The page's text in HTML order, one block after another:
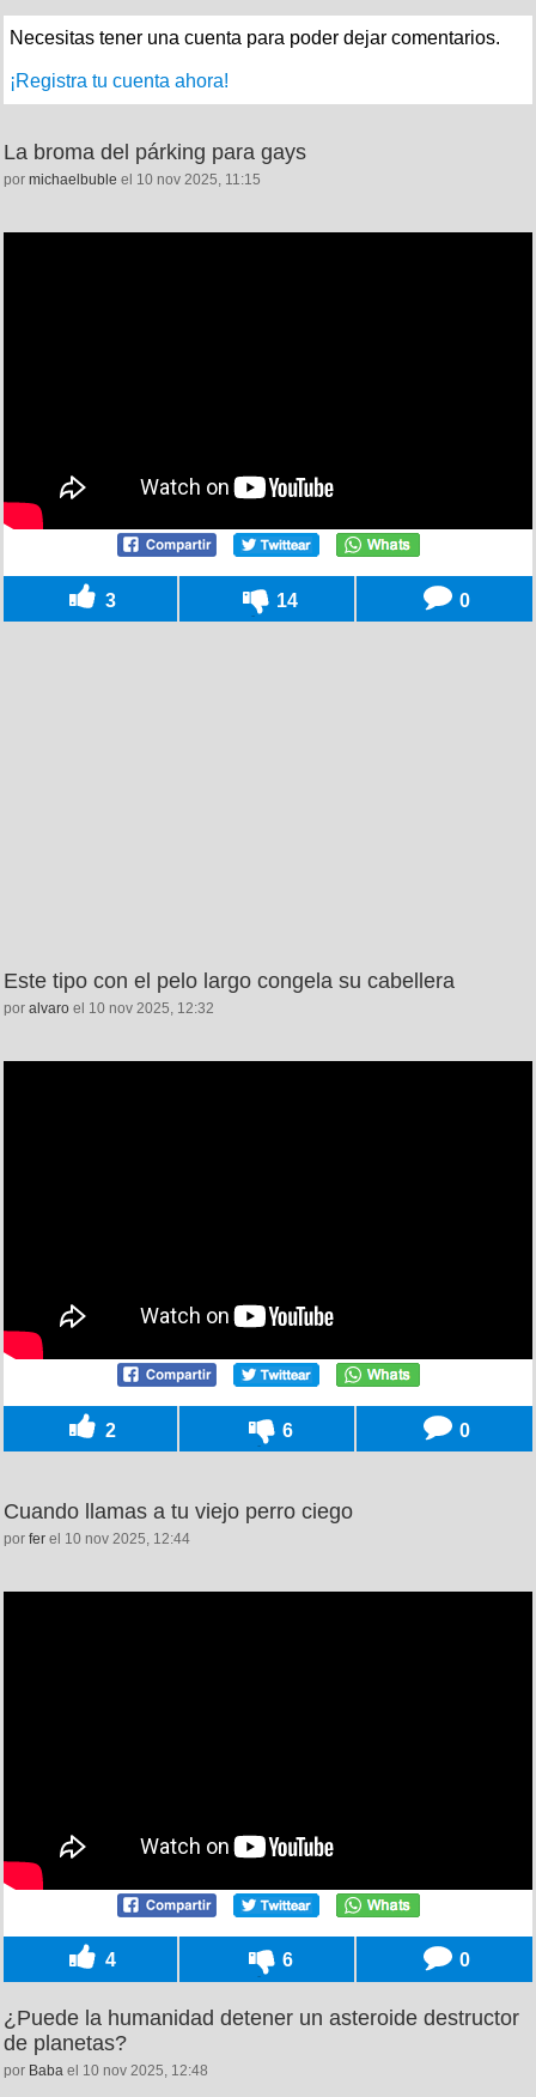
Necesitas tener una cuenta para poder dejar comentarios.
¡Registra tu cuenta ahora!
La broma del párking para gays
por michaelbuble el 10 nov 2025, 11:15
3 14 0
Este tipo con el pelo largo congela su cabellera
por alvaro el 10 nov 2025, 12:32
2 6 0
Cuando llamas a tu viejo perro ciego
por fer el 10 nov 2025, 12:44
4 6 0
¿Puede la humanidad detener un asteroide destructor
de planetas?
por Baba el 10 nov 2025, 12:48